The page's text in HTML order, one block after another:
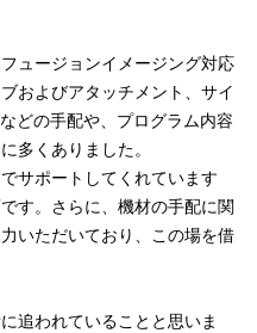
ュージョンイメージング対応
およびアタッチメント、サイ
どの手配や、プログラム内容
多くありました。
サポートしてくれています
す。さらに、機材の手配に関
いただいており、この場を借
追われていることと思いま